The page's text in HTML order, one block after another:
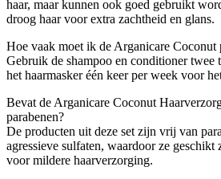
haar, maar kunnen ook goed gebruikt
droog haar voor extra zachtheid en glans.
Hoe vaak moet ik de Arganicare Coconut
Gebruik de shampoo en conditioner twee
het haarmasker één keer per week voor
Bevat de Arganicare Coconut
parabenen?
De producten uit deze set zijn vrij van
agressieve sulfaten, waardoor ze
voor mildere haarverzorging.